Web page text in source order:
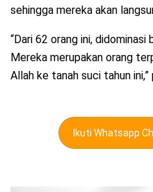
sehingga mereka akan
“Dari 62 orang ini,
Mereka merupakan orang
Allah ke tanah suci tahun ini,”
Ikuti Whatsapp